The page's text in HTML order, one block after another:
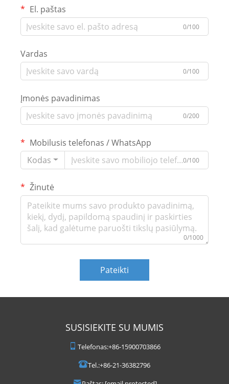
El. paštas
0/100
Vardas
0/100
Įmonės pavadinimas
0/200
Mobilusis telefonas / WhatsApp
Kodas
0/100
Žinutė
0/1000
Pateikti
SUSISIEKITE SU MUMIS
Telefonas:+86-15900703866
Tel.:+86-21-36382796